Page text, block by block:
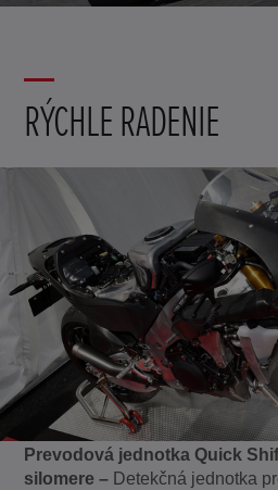
RÝCHLE RADENIE
Prevodová jednotka Quick
silomere – Detekčná jednotka